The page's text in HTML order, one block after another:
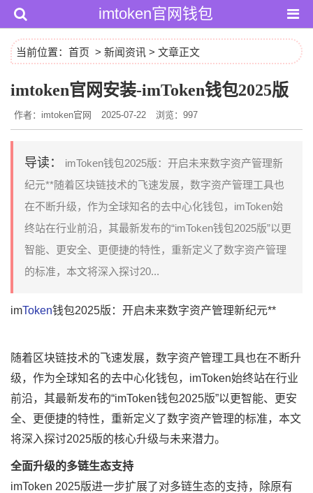
imtoken官网钱包
当前位置： 首页 > 新闻资讯 > 文章正文
imtoken官网安装-imToken钱包2025版
作者：imtoken官网 2025-07-22 浏览：997
导读：
imToken钱包2025版：开启未来数字资产管理新
纪元**随着区块链技术的飞速发展，数字资产管理工具也
在不断升级，作为全球知名的去中心化钱包，imToken始
终站在行业前沿，其最新发布的“imToken钱包2025版”以更
智能、更安全、更便捷的特性，重新定义了数字资产管理
的标准，本文将深入探讨20...
imToken钱包2025版：开启未来数字资产管理新纪元**
随着区块链技术的飞速发展，数字资产管理工具也在不断升
级，作为全球知名的去中心化钱包，imToken始终站在行业
前沿，其最新发布的“imToken钱包2025版”以更智能、更安
全、更便捷的特性，重新定义了数字资产管理的标准，本文
将深入探讨2025版的核心升级与未来潜力。
全面升级的多链生态支持
imToken 2025版进一步扩展了对多链生态的支持，除原有